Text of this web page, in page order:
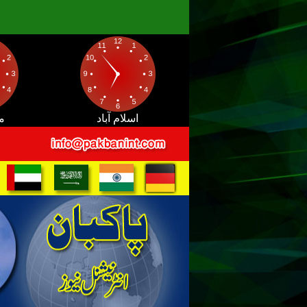
اسلام آباد